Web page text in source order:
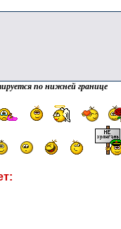
по нижней границе